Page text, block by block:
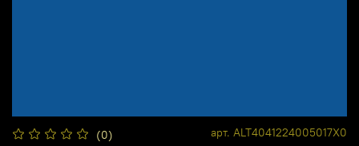
(0) арт. ALT4041224005017X0